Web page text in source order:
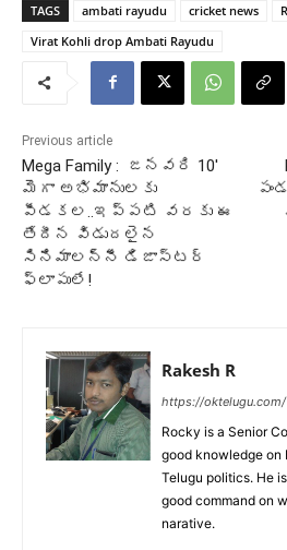
TAGS ambati rayudu cricket news
Virat Kohli drop Ambati Rayudu
Previous article
Mega Family : జనవరి 10′
మెగా అభిమానులకు
పీడకల..ఇప్పటి వరకు ఈ
తేదీన విడుదలైన
సినిమాలన్నీ డిజాస్టర్
ఫ్లాపులే!
Rakesh R
https://oktelugu.com/
Rocky is a Senior
good knowledge on
Telugu politics. He
good command on
narative.